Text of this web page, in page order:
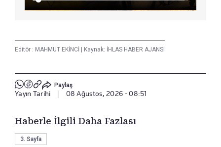
Editör : MAHMUT EKİNCİ Kaynak: İHLAS HABER AJANSI
Paylaş
Yayın Tarihi 08 Ağustos, 2026 - 08:51
Haberle İlgili Daha Fazlası
3. Sayfa